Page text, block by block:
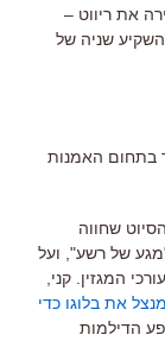
את ריווט –
שניה של
בתחום האמנות
שחווה
של רשע", ועל
המגזין. קני,
מנצל את בלוגו כדי
הדילמות